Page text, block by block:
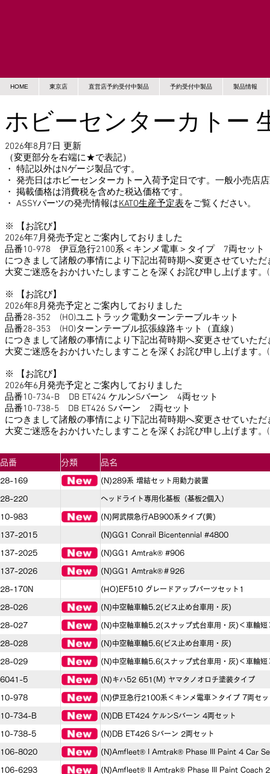
HOME 東京店 直営店予約受付中製品 予約受付中製品 製品情報
ホビーセンターカトー
2026年8月7 日 更新
（変更部分を右端に★で表記）
・ 特記以外はNゲージ製品です。
・ 発売日はホビーセンターカトー入荷予定日です。一般小売
・ 掲載価格は消費税を含めた税込価格です。
・ ASSYパーツの発売情報はKATO生産予定表をご覧ください。
※ 【お詫び】
2026年7月発売予定とご案内しておりました
品番10-978 伊豆急行2100系＜キンメ電車＞タイプ 7両セット
につきまして諸般の事情により下記出荷時期へ変更させていただ
大変ご迷惑をおかけいたしますことを深くお詫び申し上げます。
※ 【お詫び】
2026年8月発売予定とご案内しておりました
品番28-352 (HO)ユニトラック電動ターンテーブルキット
品番28-353 (HO)ターンテーブル拡張線路キット（直線）
につきまして諸般の事情により下記出荷時期へ変更させていただ
大変ご迷惑をおかけいたしますことを深くお詫び申し上げます。
※ 【お詫び】
2026年6月発売予定とご案内しておりました
品番10-734-B DB ET424 ケルンSバーン 4両セット
品番10-738-5 DB ET426 Sバーン 2両セット
につきまして諸般の事情により下記出荷時期へ変更させていただ
大変ご迷惑をおかけいたしますことを深くお詫び申し上げます。
品番 分類 品名
28-169 (N)289系 増結セット用動力装置
28-220 ヘッドライト専用化基板（基板2個入）
10-983 (N)阿武隈急行AB900系タイプ(黄)
137-2015 (N)GG1 Conrail Bicentennial #4800
137-2025 (N)GG1 Amtrak® #906
137-2026 (N)GG1 Amtrak®＃926
28-170N (HO)EF510 グレードアップパーツセット1
28-026 (N)中空軸車輪5.2(ビス止め台車用・灰)
28-027 (N)中空軸車輪5.2(スナップ式台車用・灰)＜車輪短
28-028 (N)中空軸車輪5.6(ビス止め台車用・灰)
28-029 (N)中空軸車輪5.6(スナップ式台車用・灰)＜車輪短
6041-5 (N)キハ52 651(M) ヤマタノオロチ塗装タイプ
10-978 (N)伊豆急行2100系＜キンメ電車＞タイプ 7両セッ
10-734-B (N)DB ET424 ケルンSバーン 4両セット
10-738-5 (N)DB ET426 Sバーン 2両セット
106-8020 (N)Amfleet® I Amtrak® Phase III Paint 4 Car
106-6293 (N)Amfleet® II Amtrak® Phase III Paint Coach